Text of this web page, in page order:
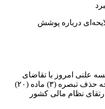
علنی امروز با تقاضای
بررسی یک و دو فوریت در مورد لایحه حذف تبصره (۳) ماده (۲۰)
نظام مالی کشور